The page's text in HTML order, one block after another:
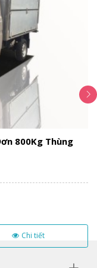
thùng kín –
kín – L250
800Kg Thùng
Chi tiết